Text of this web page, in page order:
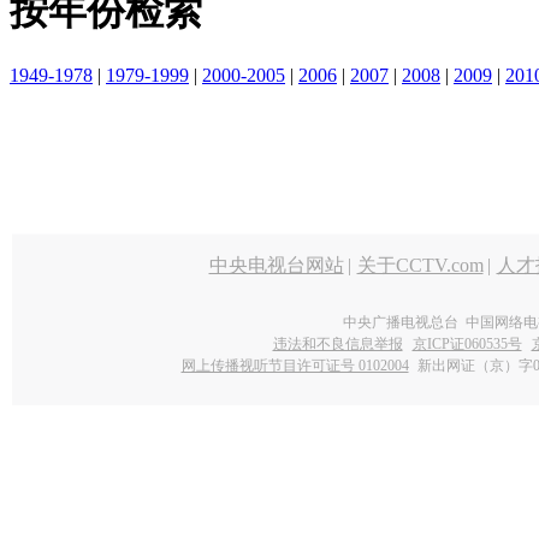
按年份检索
1949-1978 | 1979-1999 | 2000-2005 | 2006 | 2007 | 2008 | 2009 |
中央电视台网站 | 关于CCTV.com | 人
中央广播电视总台 中国网络
违法和不良信息举报
京ICP证060535号
网上传播视听节目许可证号 0102004 新出网证（京）